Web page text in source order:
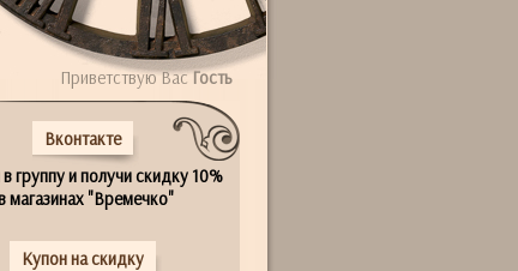
Приветствую ВасГость
Вконтакте
группу и получи скидку 10%
магазинах "Времечко"
Купон на скидку